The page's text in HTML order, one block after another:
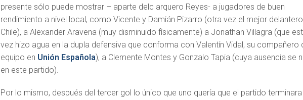
presente sólo puede mostrar – aparte delc arquero Reyes- a jugadores de buen
rendimiento a nivel local, como Vicente y Damián Pizarro (otra vez el mejor
Chile), a Alexander Aravena (muy disminuido físicamente) a Jonathan Villagra (que
vez hizo agua en la dupla defensiva que conforma con Valentín Vidal, su compañero
equipo en Unión Española), a Clemente Montes y Gonzalo Tapia (cuya ausencia se
en este partido).
Por lo mismo, después del tercer gol lo único que uno quería que el partido terminara